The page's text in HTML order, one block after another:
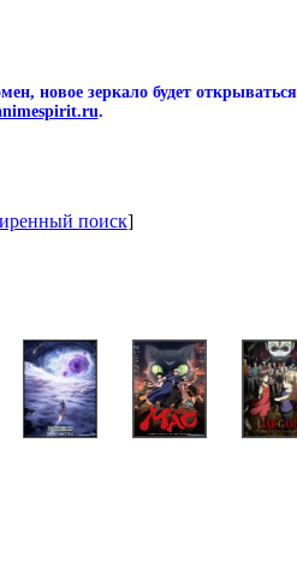
новое зеркало будет открываться
.
поиск]